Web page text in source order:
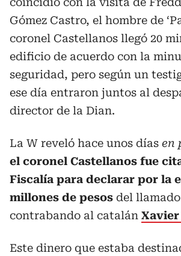
Gómez Castro, el hombre de
coronel Castellanos llegó 20
edificio de acuerdo con la
seguridad, pero según un
ese día entraron juntos al
director de la Dian.
La W reveló hace unos días en
el coronel Castellanos fue
Fiscalía para declarar por la
millones de pesos del
contrabando al catalán
Este dinero que estaba